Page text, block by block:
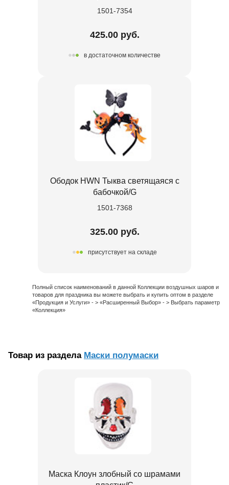
1501-7354
425.00 руб.
в достаточном количестве
Ободок HWN Тыква светящаяся с
бабочкой/G
1501-7368
325.00 руб.
присутствует на складе
Полный список наименований в данной Коллекции воздушных шаров и
товаров для праздника вы можете выбрать и купить оптом в разделе
«Продукция и Услуги» - > «Расширенный Выбор» - > Выбрать параметр
«Коллекция»
Товар из раздела Маски полумаски
Маска Клоун злобный со шрамами